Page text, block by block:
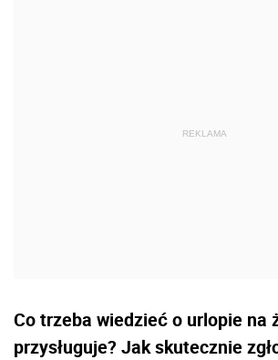
Co trzeba wiedzieć o urlopie na
przysługuje? Jak skutecznie